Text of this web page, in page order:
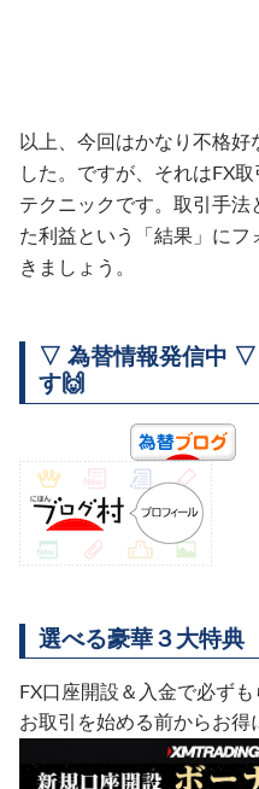
以上、今回はかなり不格好
した。ですが、それはFX
テクニックです。取引手法
た利益という「結果」にフ
きましょう。
▽ 為替情報発信中 ▽
す🙌
選べる豪華３大特典
FX口座開設＆入金で必ずも
お取引を始める前からお得